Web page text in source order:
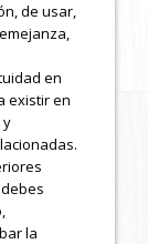
de usar,
en
existir en
y
la